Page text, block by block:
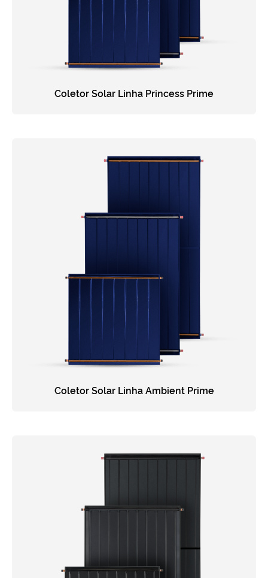
Coletor Solar Linha Princess Prime
Coletor Solar Linha Ambient Prime